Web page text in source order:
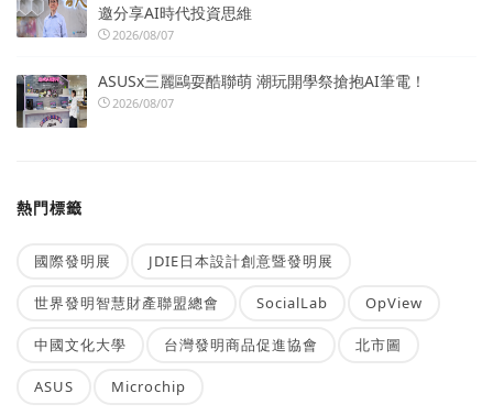
邀分享AI時代投資思維
2026/08/07
ASUSx三麗鷗耍酷聯萌 潮玩開學祭搶抱AI筆電！
2026/08/07
熱門標籤
國際發明展 JDIE日本設計創意暨發明展
世界發明智慧財產聯盟總會 SocialLab OpView
中國文化大學 台灣發明商品促進協會 北市圖
ASUS Microchip